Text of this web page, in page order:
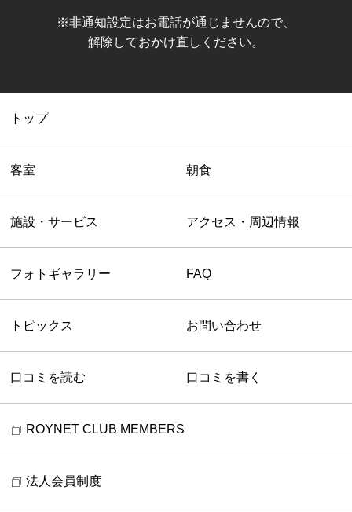
※非通知設定はお電話が通じませんので、
解除しておかけ直しください。
トップ
客室 朝食
施設・サービス アクセス・周辺情報
フォトギャラリー FAQ
トピックス お問い合わせ
口コミを読む 口コミを書く
ROYNET CLUB MEMBERS
法人会員制度